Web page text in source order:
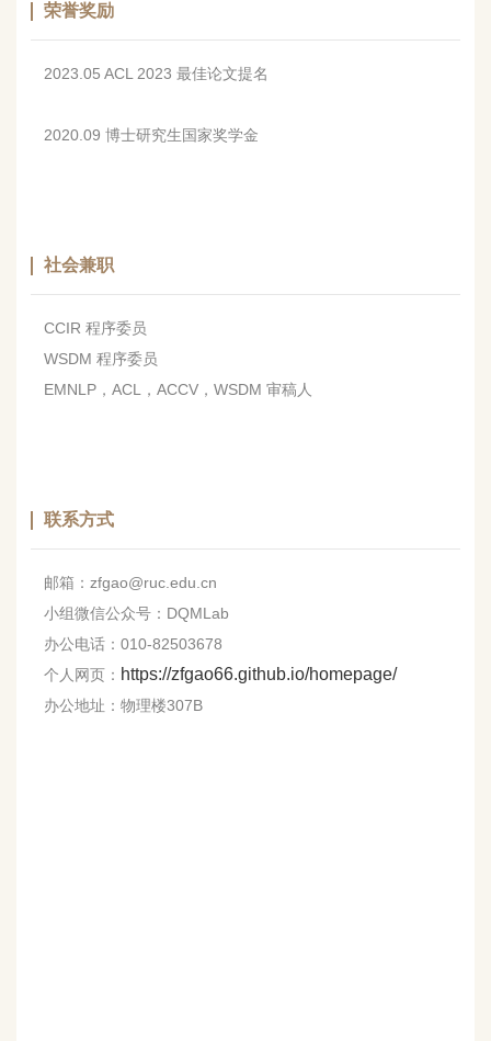
荣誉奖励
2023.05 ACL 2023 最佳论文提名
2020.09 博士研究生国家奖学金
社会兼职
CCIR 程序委员
WSDM 程序委员
EMNLP，ACL，ACCV，WSDM 审稿人
联系方式
邮箱：zfgao@ruc.edu.cn
小组微信公众号：DQMLab
办公电话：010-82503678
个人网页： https://zfgao66.github.io/homepage/
办公地址：物理楼307B